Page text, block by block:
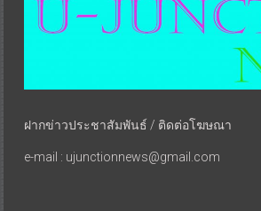
ฝากข่าวประชาสัมพันธ์ / ติดต่อโฆษณา
e-mail : ujunctionnews@gmail.com